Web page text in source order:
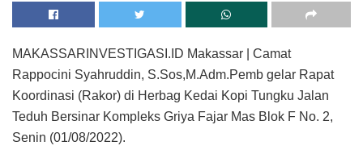
MAKASSARINVESTIGASI.ID Makassar | Camat
Rappocini Syahruddin, S.Sos,M.Adm.Pemb gelar Rapat
Koordinasi (Rakor) di Herbag Kedai Kopi Tungku Jalan
Teduh Bersinar Kompleks Griya Fajar Mas Blok F No. 2,
Senin (01/08/2022).